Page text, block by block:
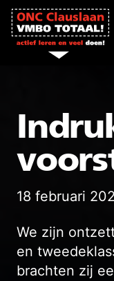
Ga naar de inhoud
18 februari
We zijn
en
brachten zij